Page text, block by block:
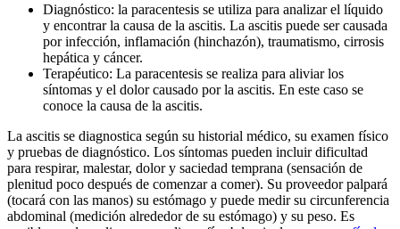
Diagnóstico: la paracentesis se utiliza para analizar el líquido
y encontrar la causa de la ascitis. La ascitis puede ser causada
por infección, inflamación (hinchazón), traumatismo, cirrosis
hepática y cáncer.
Terapéutico: La paracentesis se realiza para aliviar los
síntomas y el dolor causado por la ascitis. En este caso se
conoce la causa de la ascitis.
La ascitis se diagnostica según su historial médico, su examen físico
y pruebas de diagnóstico. Los síntomas pueden incluir dificultad
para respirar, malestar, dolor y saciedad temprana (sensación de
plenitud poco después de comenzar a comer). Su proveedor palpará
(tocará con las manos) su estómago y puede medir su circunferencia
abdominal (medición alrededor de su estómago) y su peso. Es